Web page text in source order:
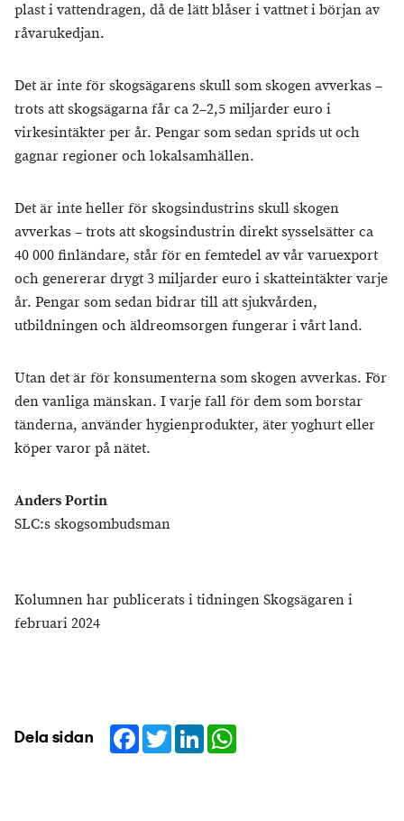
plast i vattendragen, då de lätt blåser i vattnet i början av
råvarukedjan.
Det är inte för skogsägarens skull som skogen avverkas –
trots att skogsägarna får ca 2–2,5 miljarder euro i
virkesintäkter per år. Pengar som sedan sprids ut och
gagnar regioner och lokalsamhällen.
Det är inte heller för skogsindustrins skull skogen
avverkas – trots att skogsindustrin direkt sysselsätter ca
40 000 finländare, står för en femtedel av vår varuexport
och genererar drygt 3 miljarder euro i skatteintäkter varje
år. Pengar som sedan bidrar till att sjukvården,
utbildningen och äldreomsorgen fungerar i vårt land.
Utan det är för konsumenterna som skogen avverkas. För
den vanliga mänskan. I varje fall för dem som borstar
tänderna, använder hygienprodukter, äter yoghurt eller
köper varor på nätet.
Anders Portin
SLC:s skogsombudsman
Kolumnen har publicerats i tidningen Skogsägaren i
februari 2024
Dela sidan Facebook
TwitterLinkedIn